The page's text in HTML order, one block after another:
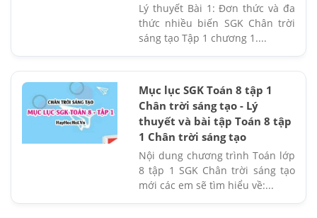
Lý thuyết Bài 1: Đơn thức và đa
thức nhiều biến SGK Chân trời
sáng tạo Tập 1 chương 1....
Mục lục SGK Toán 8 tập 1
Chân trời sáng tạo - Lý
thuyết và bài tập Toán 8 tập
1 Chân trời sáng tạo
Nội dung chương trình Toán lớp
8 tập 1 SGK Chân trời sáng tạo
mới các em sẽ tìm hiểu về:...